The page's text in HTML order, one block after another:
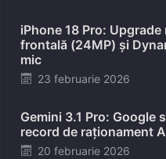
iPhone 18 Pro: Upgrade
frontală (24MP) și
mic
Posted
23 februarie 2026
Gemini 3.1 Pro: Google
record de raționament
Posted
20 februarie 2026